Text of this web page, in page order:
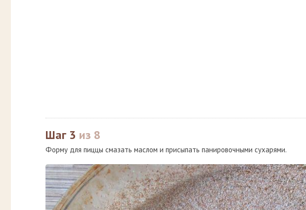
Шаг 3 из 8
Форму для пиццы смазать маслом и присыпать панировочными сухарями.